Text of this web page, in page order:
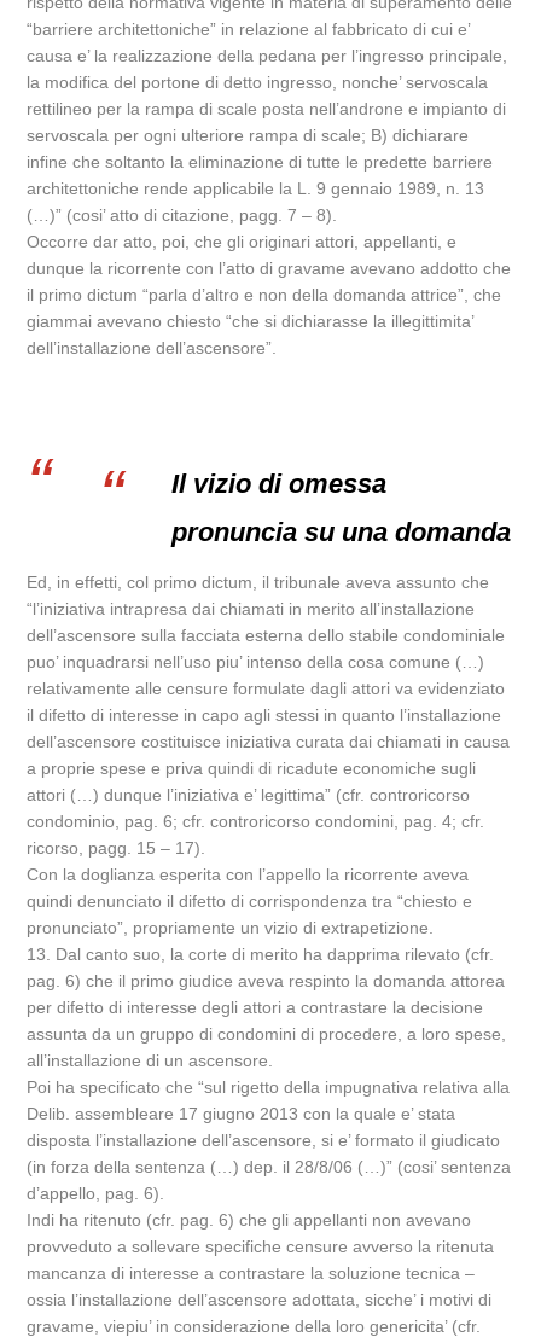
“barriere architettoniche” in relazione al fabbricato di cui e’
causa e’ la realizzazione della pedana per l’ingresso principale,
la modifica del portone di detto ingresso, nonche’ servoscala
rettilineo per la rampa di scale posta nell’androne e impianto di
servoscala per ogni ulteriore rampa di scale; B) dichiarare
infine che soltanto la eliminazione di tutte le predette barriere
architettoniche rende applicabile la L. 9 gennaio 1989, n. 13
(…)” (cosi’ atto di citazione, pagg. 7 – 8).
Occorre dar atto, poi, che gli originari attori, appellanti, e
dunque la ricorrente con l’atto di gravame avevano addotto che
il primo dictum “parla d’altro e non della domanda attrice”, che
giammai avevano chiesto “che si dichiarasse la illegittimita’
dell’installazione dell’ascensore”.
Il vizio di omessa
pronuncia su una domanda
Ed, in effetti, col primo dictum, il tribunale aveva assunto che
“l’iniziativa intrapresa dai chiamati in merito all’installazione
dell’ascensore sulla facciata esterna dello stabile condominiale
puo’ inquadrarsi nell’uso piu’ intenso della cosa comune (…)
relativamente alle censure formulate dagli attori va evidenziato
il difetto di interesse in capo agli stessi in quanto l’installazione
dell’ascensore costituisce iniziativa curata dai chiamati in causa
a proprie spese e priva quindi di ricadute economiche sugli
attori (…) dunque l’iniziativa e’ legittima” (cfr. controricorso
condominio, pag. 6; cfr. controricorso condomini, pag. 4; cfr.
ricorso, pagg. 15 – 17).
Con la doglianza esperita con l’appello la ricorrente aveva
quindi denunciato il difetto di corrispondenza tra “chiesto e
pronunciato”, propriamente un vizio di extrapetizione.
13. Dal canto suo, la corte di merito ha dapprima rilevato (cfr.
pag. 6) che il primo giudice aveva respinto la domanda attorea
per difetto di interesse degli attori a contrastare la decisione
assunta da un gruppo di condomini di procedere, a loro spese,
all’installazione di un ascensore.
Poi ha specificato che “sul rigetto della impugnativa relativa alla
Delib. assembleare 17 giugno 2013 con la quale e’ stata
disposta l’installazione dell’ascensore, si e’ formato il giudicato
(in forza della sentenza (…) dep. il 28/8/06 (…)” (cosi’ sentenza
d’appello, pag. 6).
Indi ha ritenuto (cfr. pag. 6) che gli appellanti non avevano
provveduto a sollevare specifiche censure avverso la ritenuta
mancanza di interesse a contrastare la soluzione tecnica –
ossia l’installazione dell’ascensore adottata, sicche’ i motivi di
gravame, viepiu’ in considerazione della loro genericita’ (cfr.